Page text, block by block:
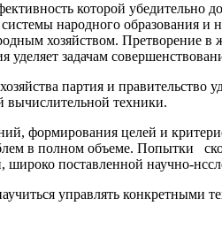
которой убедительно
народного образования
хозяйством. Претворение
задачам
партия и
вычислительной техники.
формирования целей и
в полном объеме.
поставленной научно-
управлять конкретными